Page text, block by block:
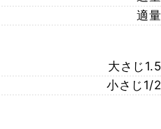
適量
大さじ1.5
小さじ1/2